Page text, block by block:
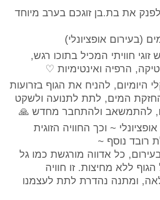
את בת.בן זוגכם בערב מיוחד
(בעירום אופציונלי)
חוויתי המכיל בתוכו רגש,
הרפיה ואינטימיות ♡
היומיום, להניח את הגוף בזרועות
המים, לתת לתנועה ולשקט
להתמשאב ולהתחבר מחדש 🙏
~ וכך החוויה הזוגית
רובד נוסף ~
כל אדווה מורגשת כמו גל
ללא מחיצות. זו חוויה
ומתנה נהדרת לתת לעצמנו